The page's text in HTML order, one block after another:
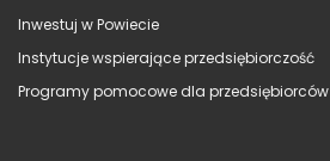
Inwestuj w Powiecie
Instytucje wspierające przedsiębiorczość
Programy pomocowe dla przedsiębiorców